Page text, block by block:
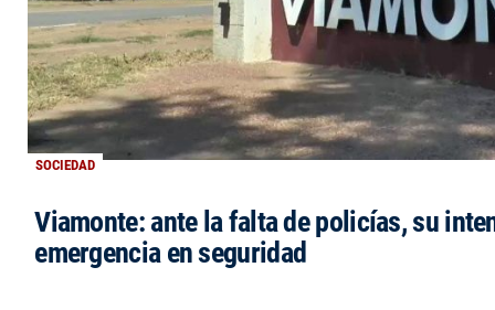
SOCIEDAD
Viamonte: ante la falta de policías, su
emergencia en seguridad